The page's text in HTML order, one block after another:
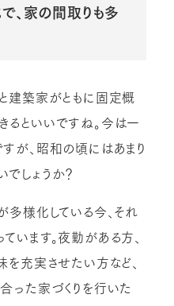
、家の間取りも多
建築家がともに固定概
といいですね。今は一
が、昭和の頃にはあまり
しょうか？
多様化している今、それ
います。夜勤がある方、
を充実させたい方など、
った家づくりを行いた